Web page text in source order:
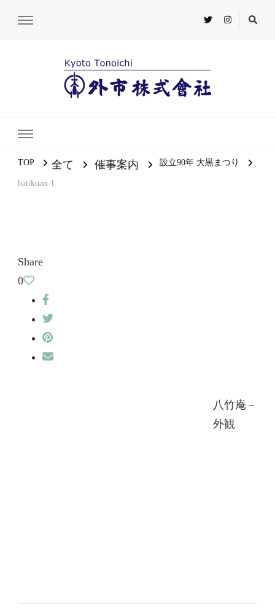
TOP 全て 催事案内 設立90年 大黒まつり
hatikuan-1
Share
0
八竹庵－
外観